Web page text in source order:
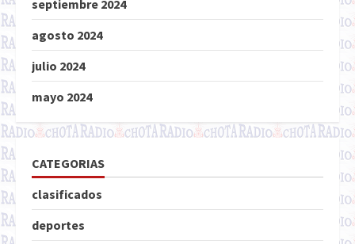
septiembre 2024
agosto 2024
julio 2024
mayo 2024
CATEGORIAS
clasificados
deportes